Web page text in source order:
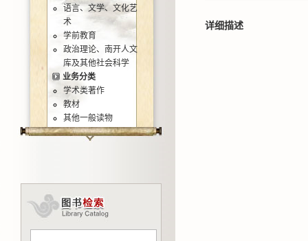
语言、文学、文化艺
术
学前教育
政治理论、南开人文
库及其他社会科学
业务分类
学术类著作
教材
其他一般读物
详细描述